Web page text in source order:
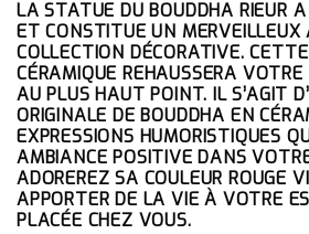
INITIAL
ÉTAIT :
93.10€.
ACTUEL
EST :
88.45€.
LA STATUE DU BOUDDHA RIEUR
ET CONSTITUE UN
COLLECTION DÉCORATIVE.
CÉRAMIQUE REHAUSSERA VOTRE
AU PLUS HAUT POINT. IL S’AGIT
ORIGINALE DE BOUDDHA EN
EXPRESSIONS HUMORISTIQUES
AMBIANCE POSITIVE DANS
ADOREREZ SA COULEUR ROUGE
APPORTER DE LA VIE À VOTRE
PLACÉE CHEZ VOUS.